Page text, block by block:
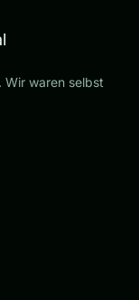
Wir waren selbst